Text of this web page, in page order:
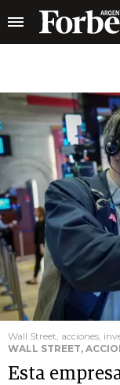
Wall Street, acciones,
WALL STREET,
Esta